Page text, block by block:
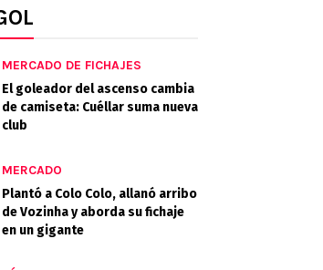
MERCADO DE FICHAJES
El goleador del ascenso cambia
de camiseta: Cuéllar suma nueva
club
MERCADO
Plantó a Colo Colo, allanó arribo
de Vozinha y aborda su fichaje
en un gigante